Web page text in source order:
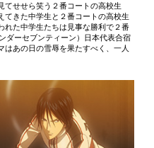
てせせら笑う２番コートの高校生
てきた中学生と２番コートの高校生
れた中学生たちは見事な勝利で２番
ダーセブンティーン）日本代表合宿
あの日の雪辱を果たすべく、一人